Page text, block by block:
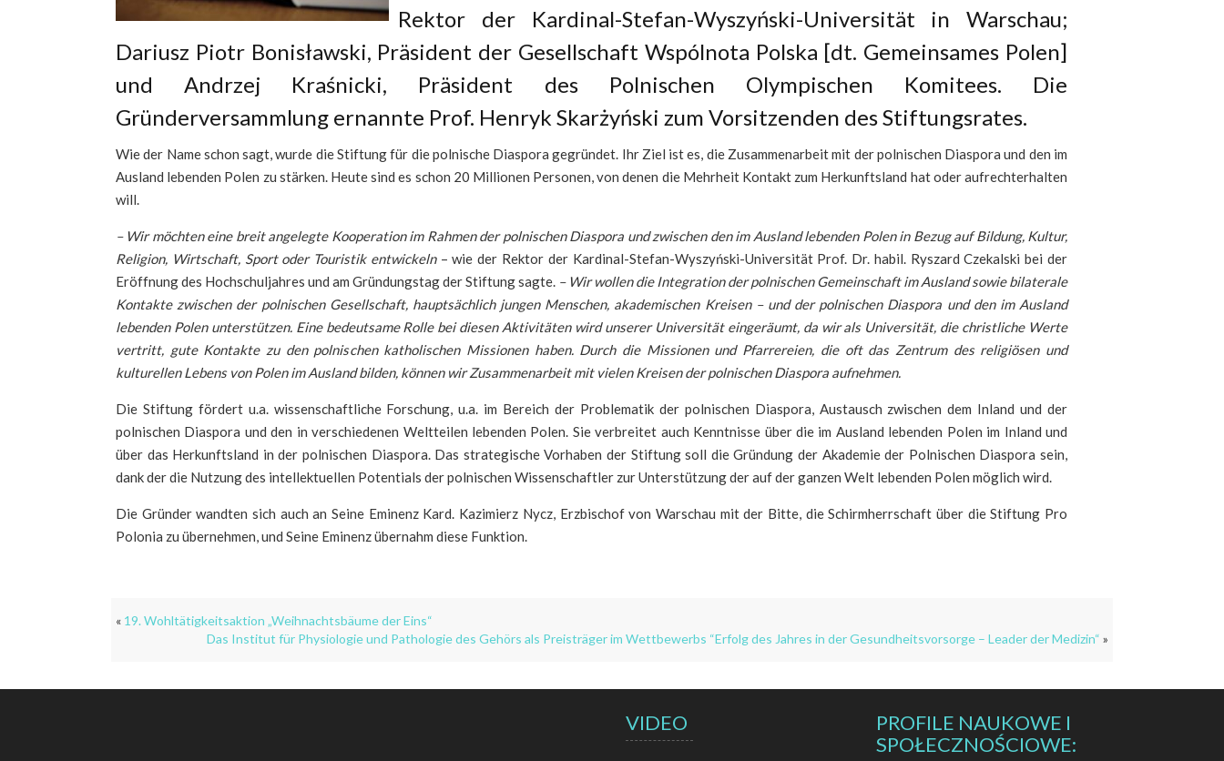
Rektor der Kardinal-Stefan-Wyszyński-Universität in Warschau;
Dariusz Piotr Bonisławski, Präsident der Gesellschaft Wspólnota Polska [dt. Gemeinsames Polen]
und Andrzej Kraśnicki, Präsident des Polnischen Olympischen Komitees. Die
Gründerversammlung ernannte Prof. Henryk Skarżyński zum Vorsitzenden des Stiftungsrates.
Wie der Name schon sagt, wurde die Stiftung für die polnische Diaspora gegründet. Ihr Ziel ist es, die Zusammenarbeit mit der polnischen Diaspora und den im
Ausland lebenden Polen zu stärken. Heute sind es schon 20 Millionen Personen, von denen die Mehrheit Kontakt zum Herkunftsland hat oder aufrechterhalten
will.
– Wir möchten eine breit angelegte Kooperation im Rahmen der polnischen Diaspora und zwischen den im Ausland lebenden Polen in Bezug auf Bildung, Kultur,
Religion, Wirtschaft, Sport oder Touristik entwickeln– wie der Rektor der Kardinal-Stefan-Wyszyński-Universität Prof. Dr. habil. Ryszard Czekalski bei der
Eröffnung des Hochschuljahres und am Gründungstag der Stiftung sagte. – Wir wollen die Integration der polnischen Gemeinschaft im Ausland sowie bilaterale
Kontakte zwischen der polnischen Gesellschaft, hauptsächlich jungen Menschen, akademischen Kreisen – und der polnischen Diaspora und den im Ausland
lebenden Polen unterstützen. Eine bedeutsame Rolle bei diesen Aktivitäten wird unserer Universität eingeräumt, da wir als Universität, die christliche Werte
vertritt, gute Kontakte zu den polnischen katholischen Missionen haben. Durch die Missionen und Pfarrereien, die oft das Zentrum des religiösen und
kulturellen Lebens von Polen im Ausland bilden, können wir Zusammenarbeit mit vielen Kreisen der polnischen Diaspora aufnehmen.
Die Stiftung fördert u.a. wissenschaftliche Forschung, u.a. im Bereich der Problematik der polnischen Diaspora, Austausch zwischen dem Inland und der
polnischen Diaspora und den in verschiedenen Weltteilen lebenden Polen. Sie verbreitet auch Kenntnisse über die im Ausland lebenden Polen im Inland und
über das Herkunftsland in der polnischen Diaspora. Das strategische Vorhaben der Stiftung soll die Gründung der Akademie der Polnischen Diaspora sein,
dank der die Nutzung des intellektuellen Potentials der polnischen Wissenschaftler zur Unterstützung der auf der ganzen Welt lebenden Polen möglich wird.
Die Gründer wandten sich auch an Seine Eminenz Kard. Kazimierz Nycz, Erzbischof von Warschau mit der Bitte, die Schirmherrschaft über die Stiftung Pro
Polonia zu übernehmen, und Seine Eminenz übernahm diese Funktion.
« 19. Wohltätigkeitsaktion „Weihnachtsbäume der Eins“
Das Institut für Physiologie und Pathologie des Gehörs als Preisträger im Wettbewerbs “Erfolg des Jahres in der Gesundheitsvorsorge – Leader der Medizin“ »
VIDEO
PROFILE NAUKOWE I
SPOŁECZNOŚCIOWE: